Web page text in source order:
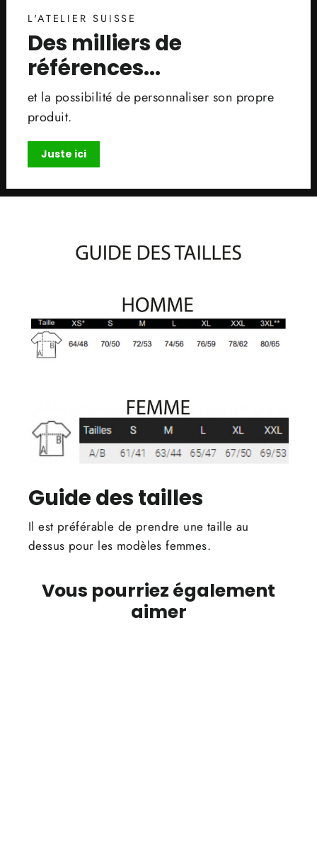
L'ATELIER SUISSE
Des milliers de
références...
et la possibilité de personnaliser son propre
produit.
Juste ici
Guide des tailles
Il est préférable de prendre une taille au
dessus pour les modèles femmes.
Vous pourriez également
aimer